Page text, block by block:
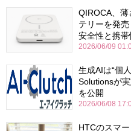
QIROCA、
テリーを発
安全性と携帯
2026/06/09
生成AIは“個
Solutionsが
を公開
2026/06/08
HTCのスマ